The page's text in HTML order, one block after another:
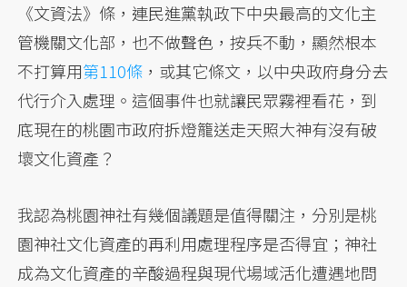
《文資法》條，連民進黨執政下中央最高的文化主
管機關文化部，也不做聲色，按兵不動，顯然根本
不打算用第110條 ，或其它條文，以中央政府身分去
代行介入處理。這個事件也就讓民眾霧裡看花，到
底現在的桃園市政府拆燈籠送走天照大神有沒有破
壞文化資產？
我認為桃園神社有幾個議題是值得關注，分別是桃
園神社文化資產的再利用處理程序是否得宜；神社
成為文化資產的辛酸過程與現代場域活化遭遇地問